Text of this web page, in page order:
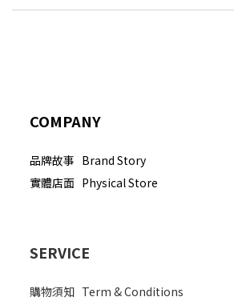
COMPANY
品牌故事 Brand Story
實體店面 Physical Store
SERVICE
購物須知 Term & Conditions